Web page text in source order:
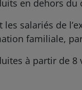
en dehors
les salariés de
familiale,
à partir de